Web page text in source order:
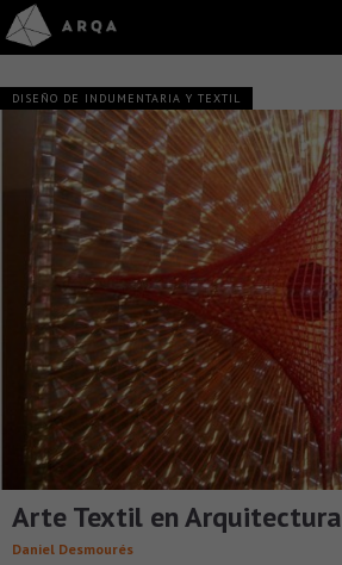
DISEÑO DE INDUMENTARIA Y TEXTIL
Arte Textil en Arquitectura
Daniel Desmourés